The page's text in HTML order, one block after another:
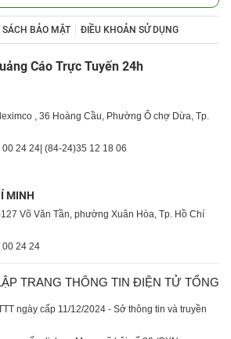
BẢO MẬT ĐIỀU KHOẢN SỬ DỤNG
Cáo Trực Tuyến 24h
, 36 Hoàng Cầu, Phường Ô chợ Dừa, Tp.
00 24 24 | (84-24)35 12 18 06
MINH
Võ Văn Tần, phường Xuân Hòa, Tp. Hồ Chí
00 24 24
TRANG THÔNG TIN ĐIỆN TỬ TỔNG
ngày cấp 11/12/2024 - Sở thông tin và truyền